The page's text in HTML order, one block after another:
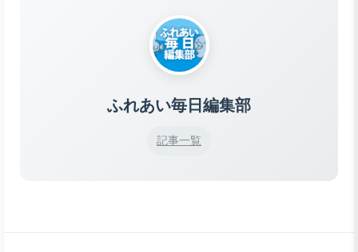
ふれあい毎日編集部
記事一覧